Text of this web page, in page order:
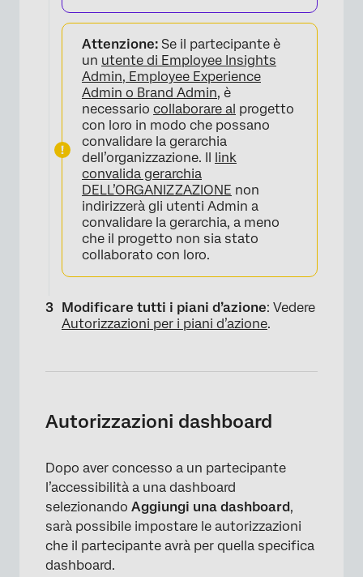
Attenzione: Se il partecipante è
un utente di Employee Insights
Admin, Employee Experience
Admin o Brand Admin, è
necessario collaborare al progetto
con loro in modo che possano
convalidare la gerarchia
dell’organizzazione. Il
link
convalida gerarchia
DELL’ORGANIZZAZIONE non
indirizzerà gli utenti Admin a
convalidare la gerarchia, a meno
che il progetto non sia stato
collaborato con loro.
Modificare tutti i piani d’azione: Vedere
Autorizzazioni per i piani d’azione.
Autorizzazioni dashboard
Dopo aver concesso a un partecipante
l’accessibilità a una dashboard
selezionando Aggiungi una dashboard,
sarà possibile impostare le autorizzazioni
che il partecipante avrà per quella specifica
dashboard.